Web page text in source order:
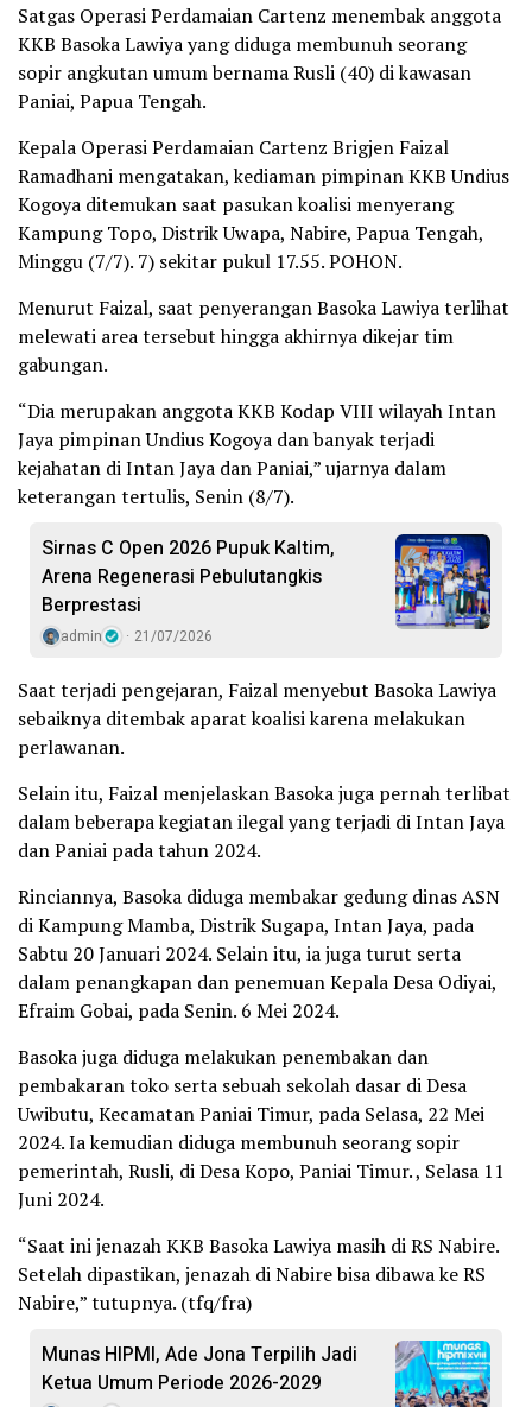
Satgas Operasi Perdamaian Cartenz menembak anggota
KKB Basoka Lawiya yang diduga membunuh seorang
sopir angkutan umum bernama Rusli (40) di kawasan
Paniai, Papua Tengah.
Kepala Operasi Perdamaian Cartenz Brigjen Faizal
Ramadhani mengatakan, kediaman pimpinan KKB Undius
Kogoya ditemukan saat pasukan koalisi menyerang
Kampung Topo, Distrik Uwapa, Nabire, Papua Tengah,
Minggu (7/7). 7) sekitar pukul 17.55. POHON.
Menurut Faizal, saat penyerangan Basoka Lawiya terlihat
melewati area tersebut hingga akhirnya dikejar tim
gabungan.
“Dia merupakan anggota KKB Kodap VIII wilayah Intan
Jaya pimpinan Undius Kogoya dan banyak terjadi
kejahatan di Intan Jaya dan Paniai,” ujarnya dalam
keterangan tertulis, Senin (8/7).
Sirnas C Open 2026 Pupuk Kaltim,
Arena Regenerasi Pebulutangkis
Berprestasi
admin 21/07/2026
Saat terjadi pengejaran, Faizal menyebut Basoka Lawiya
sebaiknya ditembak aparat koalisi karena melakukan
perlawanan.
Selain itu, Faizal menjelaskan Basoka juga pernah terlibat
dalam beberapa kegiatan ilegal yang terjadi di Intan Jaya
dan Paniai pada tahun 2024.
Rinciannya, Basoka diduga membakar gedung dinas ASN
di Kampung Mamba, Distrik Sugapa, Intan Jaya, pada
Sabtu 20 Januari 2024. Selain itu, ia juga turut serta
dalam penangkapan dan penemuan Kepala Desa Odiyai,
Efraim Gobai, pada Senin. 6 Mei 2024.
Basoka juga diduga melakukan penembakan dan
pembakaran toko serta sebuah sekolah dasar di Desa
Uwibutu, Kecamatan Paniai Timur, pada Selasa, 22 Mei
2024. Ia kemudian diduga membunuh seorang sopir
pemerintah, Rusli, di Desa Kopo, Paniai Timur. , Selasa 11
Juni 2024.
“Saat ini jenazah KKB Basoka Lawiya masih di RS Nabire.
Setelah dipastikan, jenazah di Nabire bisa dibawa ke RS
Nabire,” tutupnya. (tfq/fra)
Munas HIPMI, Ade Jona Terpilih Jadi
Ketua Umum Periode 2026-2029